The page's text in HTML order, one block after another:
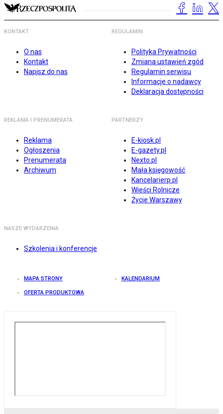
KONTAKT
O nas
Kontakt
Napisz do nas
REGULAMIN
Polityka Prywatności
Zmiana ustawień zgód
Regulamin serwisu
Informacje o nadawcy
Deklaracja dostępności
REKLAMA I PRENUMERATA
Reklama
Ogłoszenia
Prenumerata
Archiwum
PARTNERZY
E-kiosk.pl
E-gazety.pl
Nexto.pl
Mała księgowość
Kancelarierp.pl
Wieści Rolnicze
Życie Warszawy
NASZE WYDARZENIA
Szkolenia i konferencje
MAPA STRONY KALENDARIUM
OFERTA PRODUKTOWA